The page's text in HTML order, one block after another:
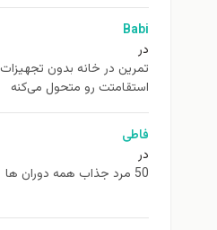
Babi
در
استقامتت رو متحول می‌کنه
فاطی
در
50 مرد جذاب همه دوران ها